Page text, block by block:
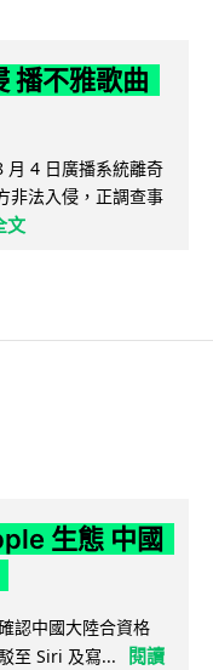
播不雅歌曲
月 4 日廣播系統離奇
非法入侵，正調查事
文
生態 中國
認中國大陸合資格
至 Siri 及寫...
閱讀